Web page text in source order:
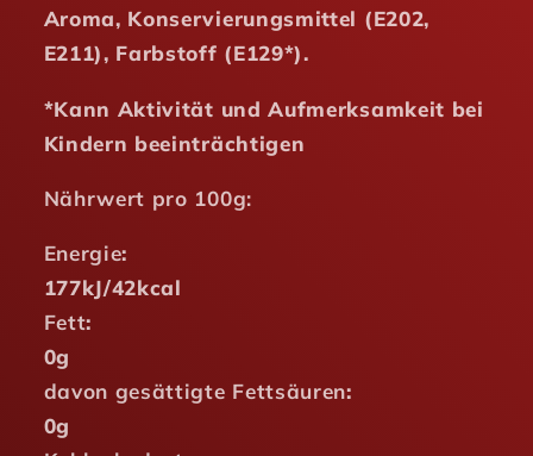
Aroma, Konservierungsmittel (E202,
E211), Farbstoff (E129*).
*Kann Aktivität und Aufmerksamkeit bei
Kindern beeinträchtigen
Nährwert pro 100g:
Energie:
177kJ/42kcal
Fett:
0g
davon gesättigte Fettsäuren:
0g